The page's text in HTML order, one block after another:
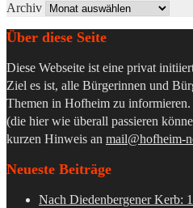
Archiv
Über diese Seite
Diese Webseite ist eine privat
Ziel es ist, alle Bürgerinnen und
Themen in Hofheim zu
(die hier wie überall passieren
kurzen Hinweis an mail@hofheim-
Neueste Beiträge
Nach Diedenbergener Kerb: